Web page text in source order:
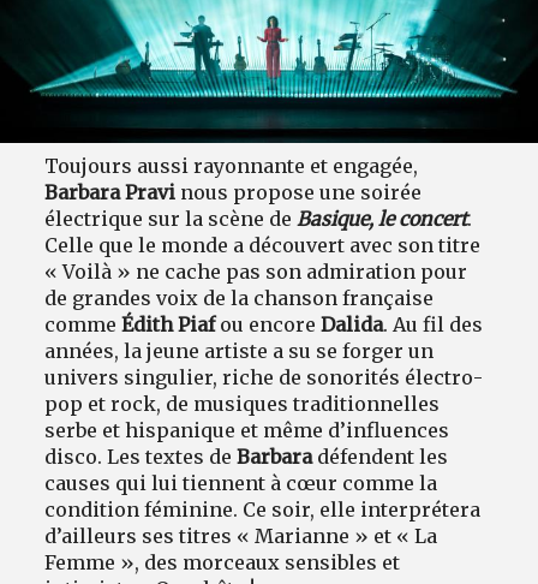
Toujours aussi rayonnante et engagée,
Barbara Pravi nous propose une soirée
électrique sur la scène deBasique, le concert.
Celle que le monde a découvert avec son titre
« Voilà » ne cache pas son admiration pour
de grandes voix de la chanson française
commeÉdith Piafou encoreDalida. Au fil des
années, la jeune artiste a su se forger un
univers singulier, riche de sonorités électro-
pop et rock, de musiques traditionnelles
serbe et hispanique et même d’influences
disco. Les textes deBarbara défendent les
causes qui lui tiennent à cœur comme la
condition féminine. Ce soir, elle interprétera
d’ailleurs ses titres « Marianne » et « La
Femme », des morceaux sensibles et